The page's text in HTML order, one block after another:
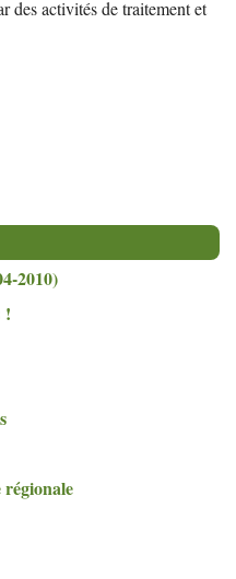
des activités de traitement et
2010)
!